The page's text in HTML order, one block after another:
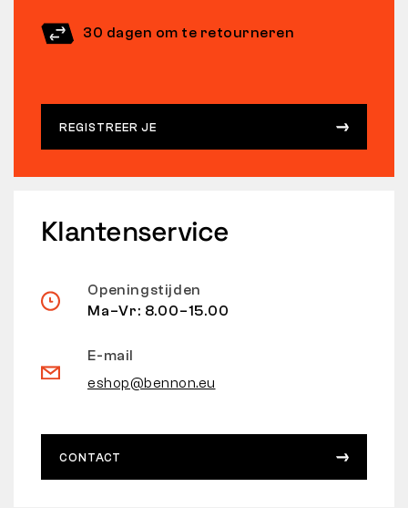
30 dagen om te retourneren
REGISTREER JE
Klantenservice
Openingstijden
Ma–Vr: 8.00–15.00
E-mail
eshop@bennon.eu
CONTACT